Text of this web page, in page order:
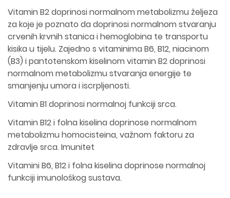
Vitamin B2 doprinosi normalnom metabolizmu željeza
za koje je poznato da doprinosi normalnom stvaranju
crvenih krvnih stanica i hemoglobina te transportu
kisika u tijelu. Zajedno s vitaminima B6, B12, niacinom
(B3) i pantotenskom kiselinom vitamin B2 doprinosi
normalnom metabolizmu stvaranja energije te
smanjenju umora i iscrpljenosti.
Vitamin B1 doprinosi normalnoj funkciji srca.
Vitamin B12 i folna kiselina doprinose normalnom
metabolizmu homocisteina, važnom faktoru za
zdravlje srca. Imunitet
Vitamini B6, B12 i folna kiselina doprinose normalnoj
funkciji imunološkog sustava.